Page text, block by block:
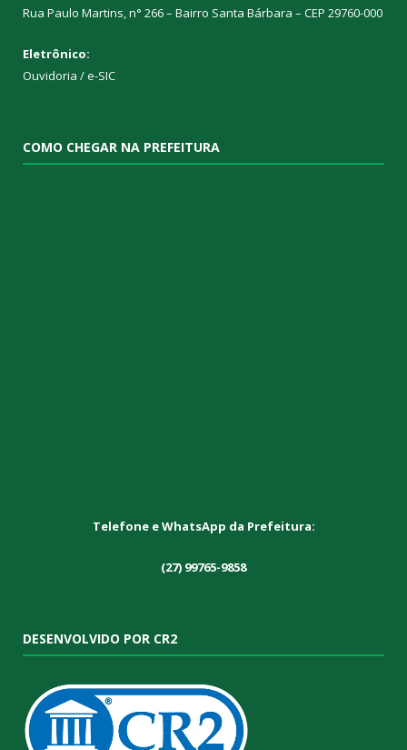
Rua Paulo Martins, n° 266 – Bairro Santa Bárbara – CEP 29760-000
Eletrônico:
Ouvidoria /e-SIC
COMO CHEGAR NA PREFEITURA
Telefone e WhatsApp da Prefeitura:
(27) 99765-9858
DESENVOLVIDO POR CR2